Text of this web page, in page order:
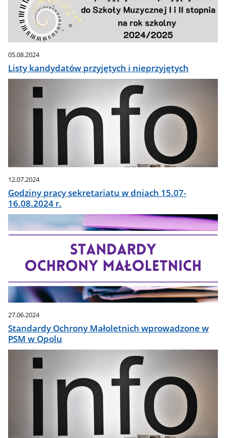
05.08.2024
Listy kandydatów przyjętych i nieprzyjętych
12.07.2024
Godziny pracy sekretariatu w dniach 15.07-
16.08.2024 r.
27.06.2024
Standardy Ochrony Małoletnich wprowadzone w
PSM w Opolu